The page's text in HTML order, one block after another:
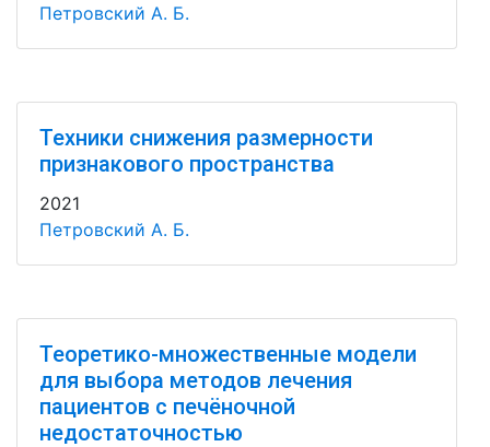
Петровский А. Б.
Техники снижения размерности
признакового пространства
2021
Петровский А. Б.
Теоретико-множественные модели
для выбора методов лечения
пациентов с печёночной
недостаточностью